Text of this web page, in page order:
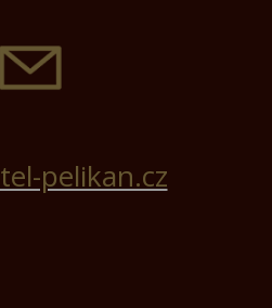
pelikan.cz